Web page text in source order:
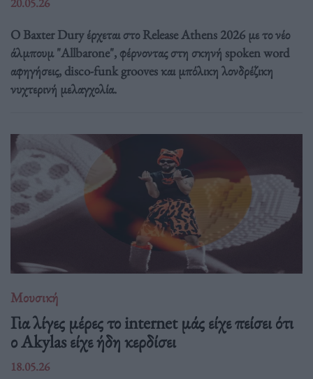
Ο Baxter Dury έρχεται στο Release Athens 2026 με το νέο
άλμπουμ "Allbarone", φέρνοντας στη σκηνή spoken word
αφηγήσεις, disco-funk grooves και μπόλικη λονδρέζικη
νυχτερινή μελαγχολία.
Μουσική
Για λίγες μέρες το internet μάς είχε πείσει ότι
ο Akylas είχε ήδη κερδίσει
18.05.26